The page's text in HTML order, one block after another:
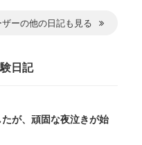
ザーの他の日記も見る
日記
が、頑固な夜泣きが始